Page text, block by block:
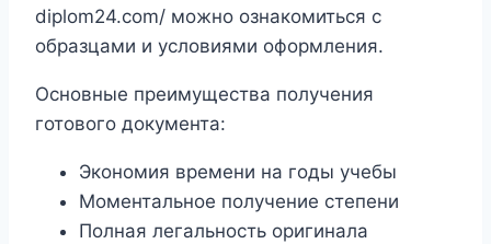
diplom24.com/ можно ознакомиться с
образцами и условиями оформления.
Основные преимущества получения
готового документа:
Экономия времени на годы учебы
Моментальное получение степени
Полная легальность оригинала